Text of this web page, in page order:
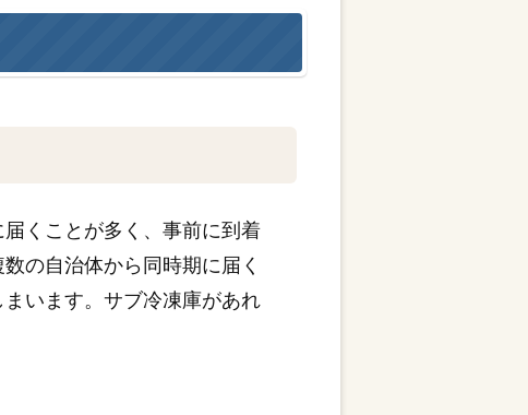
くことが多く、事前に到着
の自治体から同時期に届く
います。サブ冷凍庫があれ